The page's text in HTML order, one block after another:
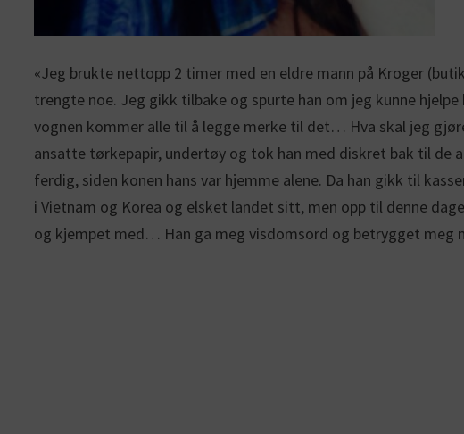
«Jeg brukte nettopp 2 timer med en eldre mann på Kroger
trengte noe. Jeg gikk tilbake og spurte han om jeg kunne
vognen kommer alle til å legge merke til det… Hva skal jeg
ansatte tørkepapir, undertøy og tok han med diskret bak til de
ferdig, siden konen hans var hjemme alene. Da han gikk til
i Vietnam og Korea og elsket landet sitt, men opp til denne
og kjempet med… Han ga meg visdomsord og betrygget meg